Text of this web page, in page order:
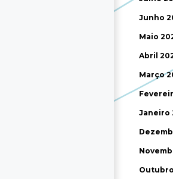
Junho
Maio
Abril
Março
Janeiro